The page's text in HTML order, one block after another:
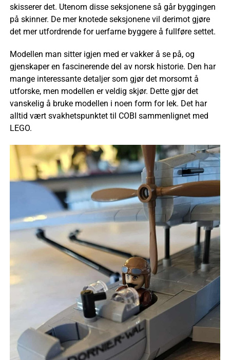
skisserer det. Utenom disse seksjonene så går byggingen
på skinner. De mer knotede seksjonene vil derimot gjøre
det mer utfordrende for uerfarne byggere å fullføre settet.
Modellen man sitter igjen med er vakker å se på, og
gjenskaper en fascinerende del av norsk historie. Den har
mange interessante detaljer som gjør det morsomt å
utforske, men modellen er veldig skjør. Dette gjør det
vanskelig å bruke modellen i noen form for lek. Det har
alltid vært svakhetspunktet til COBI sammenlignet med
LEGO.